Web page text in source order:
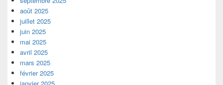
août 2025
juillet 2025
juin 2025
mai 2025
avril 2025
mars 2025
février 2025